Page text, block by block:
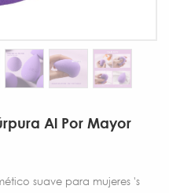
Al Por Mayor
suave para mujeres 's